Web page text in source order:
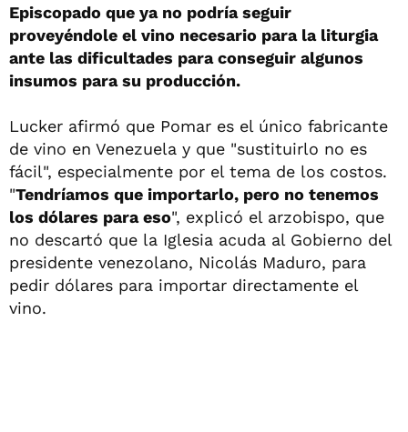
Episcopado que ya no podría seguir
proveyéndole el vino necesario para la liturgia
ante las dificultades para conseguir algunos
insumos para su producción.
Lucker afirmó que Pomar es el único fabricante
de vino en Venezuela y que "sustituirlo no es
fácil", especialmente por el tema de los costos.
"Tendríamos que importarlo, pero no tenemos
los dólares para eso", explicó el arzobispo, que
no descartó que la Iglesia acuda al Gobierno del
presidente venezolano, Nicolás Maduro, para
pedir dólares para importar directamente el
vino.